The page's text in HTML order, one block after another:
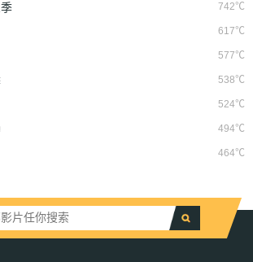
742℃
617℃
577℃
538℃
524℃
494℃
464℃